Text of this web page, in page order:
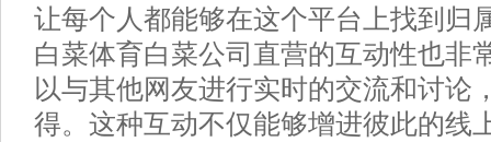
让每个人都能够在这个平台上找到归
白菜体育白菜公司直营的互动性也非
以与其他网友进行实时的交流和讨论
得。这种互动不仅能够增进彼此的线